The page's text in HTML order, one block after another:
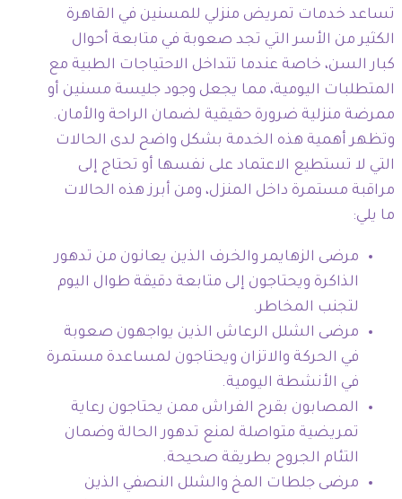
تساعد خدمات تمريض منزلي للمسنين في القاهرة
الكثير من الأسر التي تجد صعوبة في متابعة أحوال
كبار السن، خاصة عندما تتداخل الاحتياجات الطبية مع
المتطلبات اليومية، مما يجعل وجود جليسة مسنين أو
ممرضة منزلية ضرورة حقيقية لضمان الراحة والأمان.
وتظهر أهمية هذه الخدمة بشكل واضح لدى الحالات
التي لا تستطيع الاعتماد على نفسها أو تحتاج إلى
مراقبة مستمرة داخل المنزل، ومن أبرز هذه الحالات
ما يلي:
مرضى الزهايمر والخرف الذين يعانون من تدهور
الذاكرة ويحتاجون إلى متابعة دقيقة طوال اليوم
لتجنب المخاطر.
مرضى الشلل الرعاش الذين يواجهون صعوبة
في الحركة والاتزان ويحتاجون لمساعدة مستمرة
في الأنشطة اليومية.
المصابون بقرح الفراش ممن يحتاجون رعاية
تمريضية متواصلة لمنع تدهور الحالة وضمان
التئام الجروح بطريقة صحيحة.
مرضى جلطات المخ والشلل النصفي الذين